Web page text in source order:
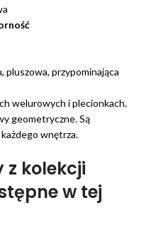
pluszowa, przypominająca
welurowych i plecionkach.
geometryczne. Są
wnętrza.
z kolekcji
w tej